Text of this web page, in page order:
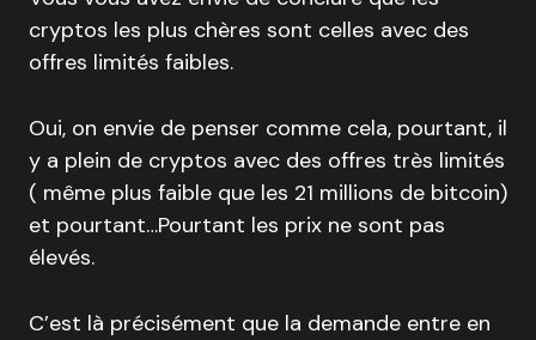
cryptos les plus chères sont celles avec des
offres limités faibles.
Oui, on envie de penser comme cela, pourtant, il
y a plein de cryptos avec des offres très limités
( même plus faible que les 21 millions de bitcoin)
et pourtant…Pourtant les prix ne sont pas
élevés.
C’est là précisément que la demande entre en